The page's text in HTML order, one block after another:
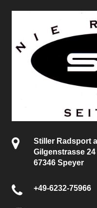
Stiller Radsport
Gilgenstrasse 24
67346 Speyer
+49-6232-75966